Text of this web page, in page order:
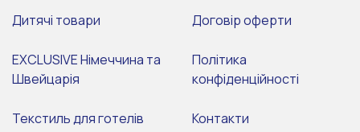
Дитячі товари
EXCLUSIVE Німеччина та
Швейцарія
Текстиль для готелів
Договір оферти
Політика
конфіденційності
Контакти